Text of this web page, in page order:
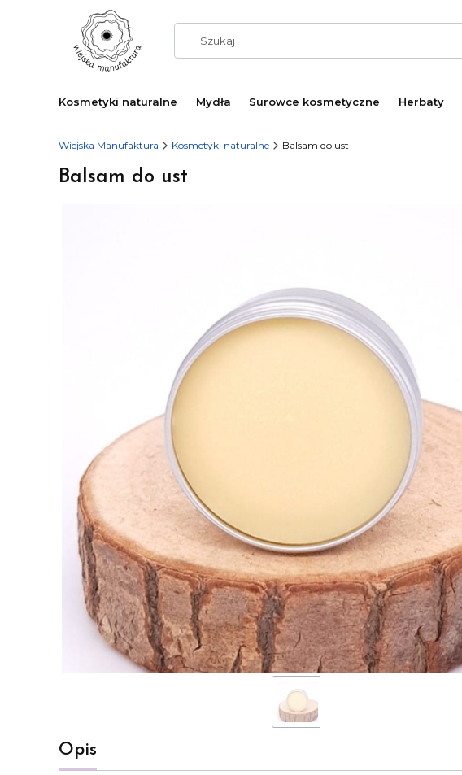
Kosmetyki naturalne Mydła Surowce kosmetyczne Herbaty
Wiejska Manufaktura Kosmetyki naturalne Balsam do ust
Balsam do ust
Opis